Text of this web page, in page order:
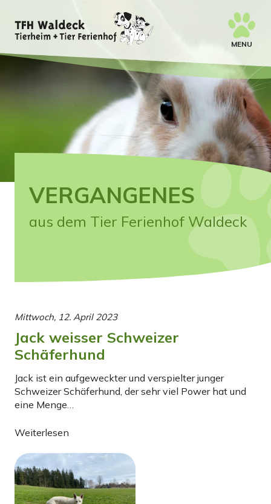
MENU
VERGANGENES
aus dem Tier Ferienhof Waldeck
Mittwoch, 12. April 2023
Jack weisser Schweizer
Schäferhund
Jack ist ein aufgeweckter und verspielter junger
Schweizer Schäferhund, der sehr viel Power hat und
eine Menge…
Weiterlesen